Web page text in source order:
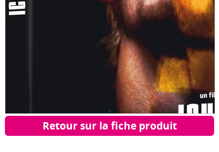
Retour sur la fiche produit